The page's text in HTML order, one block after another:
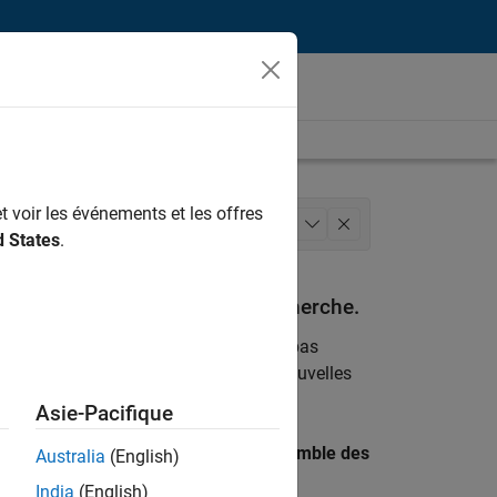
Juridique
à vos critères de recherche.
. Si malgré tout vous ne trouvez pas
pour vous tenir au courant des nouvelles
par lieu pour trouver l’ensemble des
voir les événements et les offres
States.
Asie-Pacifique
Australia (English)
India (English)